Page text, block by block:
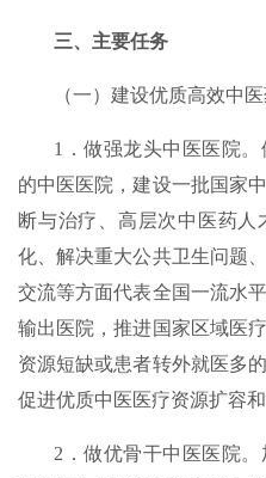
三、主要任务
（一）建设优质高效中
1．做强龙头中医医院
的中医医院，建设一批国家
断与治疗、高层次中医药
化、解决重大公共卫生问题
交流等方面代表全国一流水
输出医院，推进国家区域医
资源短缺或患者转外就医多
促进优质中医医疗资源扩容和
2．做优骨干中医医院。